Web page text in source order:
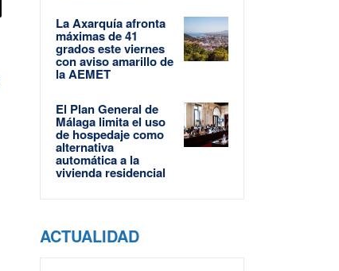
La Axarquía afronta
máximas de 41
grados este viernes
con aviso amarillo de
la AEMET
El Plan General de
Málaga limita el uso
de hospedaje como
alternativa
automática a la
vivienda residencial
ACTUALIDAD